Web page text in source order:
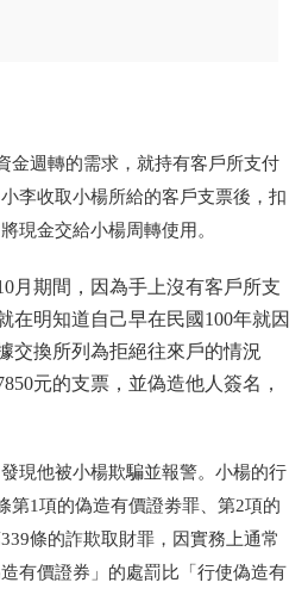
金週轉的需求，就持有客戶所支付
李收取小楊所給的客戶支票後，扣
現金交給小楊周轉使用。
月期間，因為手上沒有客戶所支
在明知道自己早在民國100年就因
交換所列為拒絕往來戶的情況
元的支票，並偽造他人簽名，
現他被小楊欺騙並報警。小楊的行
第1項的偽造有價證劵罪、第2項的
條的詐欺取財罪，因實務上通常
有價證券」的處罰比「行使偽造有